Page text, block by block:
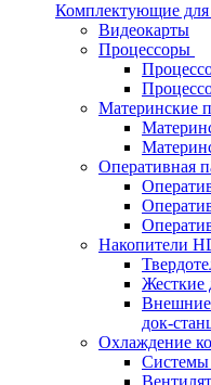
Комплектующие
Видеокарты
Процессоры
Материнские
Оперативная
Накопители
Жесткие
Внешние
док-
Охлаждение
Системы